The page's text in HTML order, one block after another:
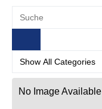
No Image Available